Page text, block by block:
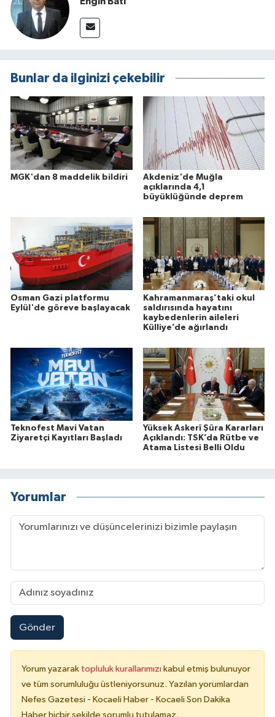
Bunlar da ilginizi çekebilir
MGK'dan 8 maddelik bildiri
Akdeniz'de Muğla
açıklarında 4,1
büyüklüğünde deprem
Osman Gazi platformu
Eylül'de göreve başlayacak
Kahramanmaraş’taki okul
saldırısında hayatını
kaybedenlerin aileleri
Külliye’de ağırlandı
Teknofest Mavi Vatan
Ziyaretçi Kayıtları Başladı
Yüksek Askerî Şûra Kararları
Açıklandı: TSK’da Rütbe ve
Atama Listesi Belli Oldu
Yorumlar
Gönder
Yorum yazarak topluluk kurallarımızı kabul etmiş bulunuyor
ve tüm sorumluluğu üstleniyorsunuz. Yazılan yorumlardan
Nefes Gazetesi - Kocaeli Haber - Kocaeli Son Dakika
Haber hiçbir şekilde sorumlu tutulamaz.